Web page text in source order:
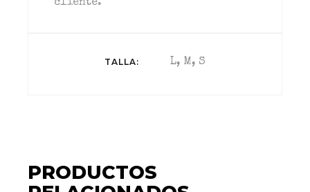
cliente.
TALLA L, M, S
PRODUCTOS